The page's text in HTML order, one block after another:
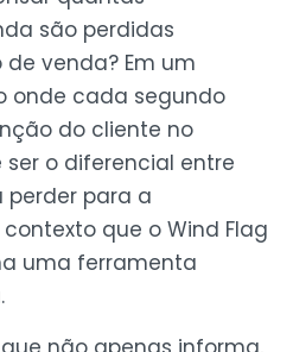
são perdidas
venda? Em um
onde cada segundo
do cliente no
o diferencial entre
para a
que o Wind Flag
uma ferramenta